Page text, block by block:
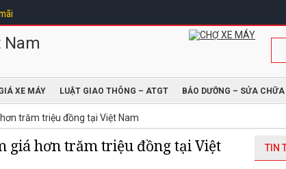
XE MÁY LUẬT GIAO THÔNG – ATGT BẢO DƯỠNG – SỬA CHỮA
trăm triệu đồng tại Việt Nam
giá hơn trăm triệu đồng tại Việt
TIN